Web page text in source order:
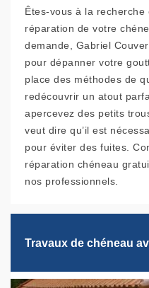
Êtes-vous à la recherche
réparation de votre
demande, Gabriel
pour dépanner votre
place des méthodes de
redécouvrir un atout
apercevez des petits
veut dire qu’il est
pour éviter des fuites.
réparation chéneau
nos professionnels.
Travaux de chéneau